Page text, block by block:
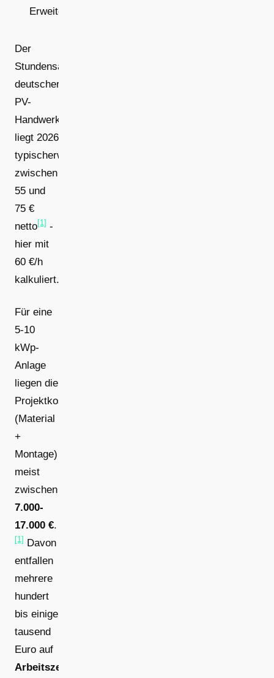
Erweiterungen
Der
Stundensatz
deutscher
PV-
Handwerksbetriebe
liegt 2026
typischerweise
zwischen
55 und
75 €
netto[1] -
hier mit
60 €/h
kalkuliert.
Für eine
5-10
kWp-
Anlage
liegen die
Projektkosten
(Material
+
Montage)
meist
zwischen
7.000-
17.000 €.
[1] Davon
entfallen
mehrere
hundert
bis einige
tausend
Euro auf
Arbeitszeit,